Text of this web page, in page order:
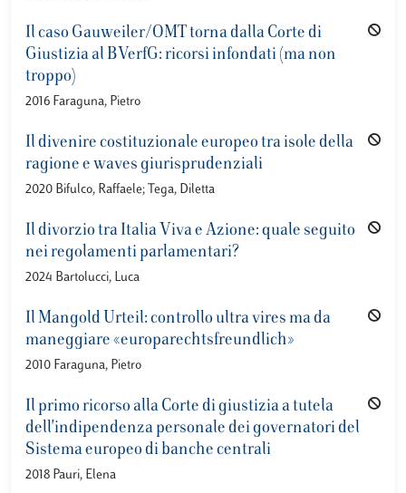
Il caso Gauweiler/OMT torna dalla Corte di
Giustizia al BVerfG: ricorsi infondati (ma non
troppo)
2016 Faraguna, Pietro
Il divenire costituzionale europeo tra isole della
ragione e waves giurisprudenziali
2020 Bifulco, Raffaele; Tega, Diletta
Il divorzio tra Italia Viva e Azione: quale seguito
nei regolamenti parlamentari?
2024 Bartolucci, Luca
Il Mangold Urteil: controllo ultra vires ma da
maneggiare «europarechtsfreundlich»
2010 Faraguna, Pietro
Il primo ricorso alla Corte di giustizia a tutela
dell'indipendenza personale dei governatori del
Sistema europeo di banche centrali
2018 Pauri, Elena